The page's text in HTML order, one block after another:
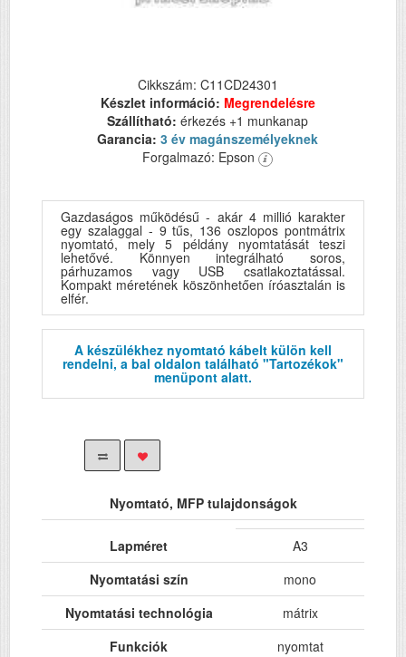
Cikkszám: C11CD24301
Készlet információ: Megrendelésre
Szállítható: érkezés +1 munkanap
Garancia: 3 év magánszemélyeknek
Forgalmazó: Epson
Gazdaságos működésű - akár 4 millió karakter
egy szalaggal - 9 tűs, 136 oszlopos pontmátrix
nyomtató, mely 5 példány nyomtatását teszi
lehetővé. Könnyen integrálható soros,
párhuzamos vagy USB csatlakoztatással.
Kompakt méretének köszönhetően íróasztalán is
elfér.
A készülékhez nyomtató kábelt külön kell
rendelni, a bal oldalon található "Tartozékok"
menüpont alatt.
Nyomtató, MFP tulajdonságok
Lapméret
A3
Nyomtatási szín
mono
Nyomtatási technológia
mátrix
Funkciók
nyomtat